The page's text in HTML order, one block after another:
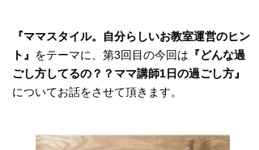
『ママスタイル。自分らしいお教室運営のヒン
ト』 をテーマに、第3回目の今回は 『どんな過
ごし方してるの？？ママ講師1日の過ごし方』
についてお話をさせて頂きます。